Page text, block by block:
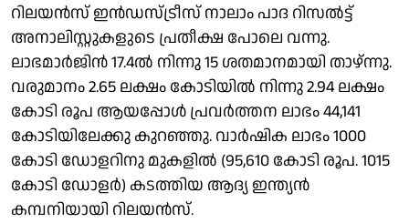
റിലയന്‍സ് ഇന്‍ഡസ്ട്രീസ് നാലാം പാദ റിസല്‍ട്ട്
അനാലിസ്റ്റുകളുടെ പ്രതീക്ഷ പോലെ വന്നു.
ലാഭമാര്‍ജിന്‍ 17.4ല്‍ നിന്നു 15 ശതമാനമായി താഴ്ന്നു.
വരുമാനം 2.65 ലക്ഷം കോടിയില്‍ നിന്നു 2.94 ലക്ഷം
കോടി രൂപ ആയപ്പോള്‍ പ്രവര്‍ത്തന ലാഭം 44,141
കോടിയിലേക്കു കുറഞ്ഞു. വാര്‍ഷിക ലാഭം 1000
കോടി ഡോളറിനു മുകളില്‍ (95,610 കോടി രൂപ. 1015
കോടി ഡോളര്‍) കടത്തിയ ആദ്യ ഇന്ത്യന്‍
കമ്പനിയായി റിലയന്‍സ്.